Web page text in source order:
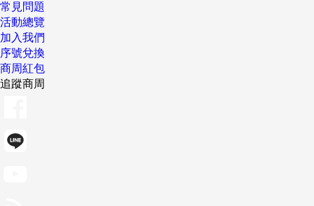
常見問題
活動總覽
加入我們
序號兌換
商周紅包
追蹤商周